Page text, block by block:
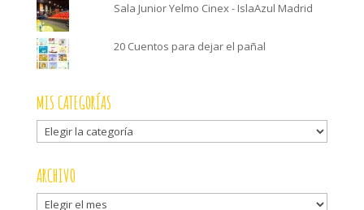
Sala Junior Yelmo Cinex - IslaAzul Madrid
20 Cuentos para dejar el pañal
MIS CATEGORÍAS
Mis
categorías
ARCHIVO
Archivo